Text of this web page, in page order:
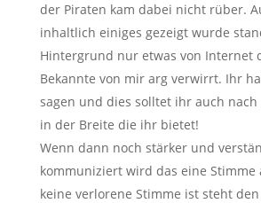
der Piraten kam dabei nicht rüber.
inhaltlich einiges gezeigt wurde
Hintergrund nur etwas von Internet
Bekannte von mir arg verwirrt. Ihr
sagen und dies solltet ihr auch
in der Breite die ihr bietet!
Wenn dann noch stärker und
kommuniziert wird das eine Stimme
keine verlorene Stimme ist steht